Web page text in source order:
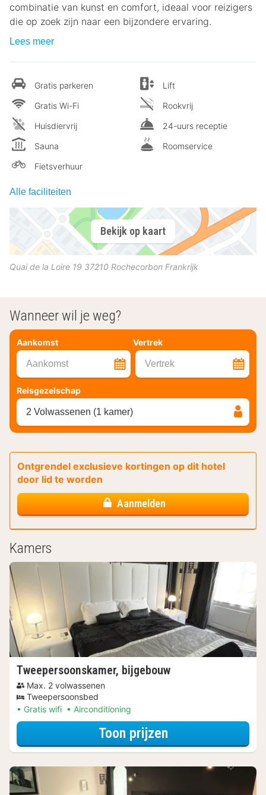
combinatie van kunst en comfort, ideaal voor reizigers
die op zoek zijn naar een bijzondere ervaring.
Lees meer
Gratis parkeren
Gratis Wi-Fi
Huisdiervrij
Sauna
Fietsverhuur
Lift
Rookvrij
24-uurs receptie
Roomservice
Alle faciliteiten
Bekijk op kaart
Quai de la Loire 19 37210 Rochecorbon Frankrijk
Wanneer wil je weg?
Aankomst Vertrek
Aankomst Vertrek
Reisgezelschap
2 Volwassenen (1 kamer)
Ontgrendel exclusieve kortingen op dit hotel
door lid te worden
Aanmelden
Kamers
Tweepersoonskamer, bijgebouw
Max. 2 volwassenen
Tweepersoonsbed
Gratis wifi
Airconditioning
Toon prijzenvoor